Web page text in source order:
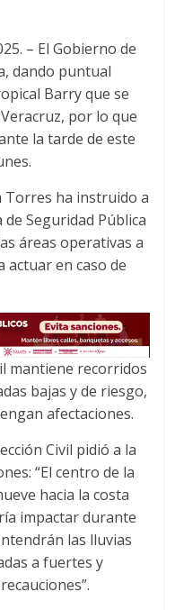
– El Gobierno de
dando puntual
Barry que se
por lo que
la tarde de este
Torres ha instruido a
Seguridad Pública
áreas operativas a
actuar en caso de
mantiene recorridos
bajas y de riesgo,
afectaciones.
Civil pidió a la
“El centro de la
hacia la costa
impactar durante
las lluvias
a fuertes y